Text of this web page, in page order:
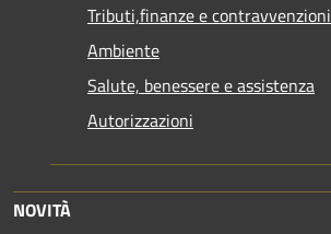
Tributi,finanze e contravvenzioni
Ambiente
Salute, benessere e assistenza
Autorizzazioni
NOVITÀ